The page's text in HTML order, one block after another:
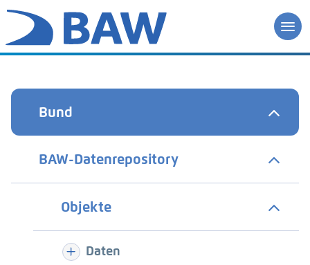
Bund
BAW-Datenrepository
Objekte
Daten